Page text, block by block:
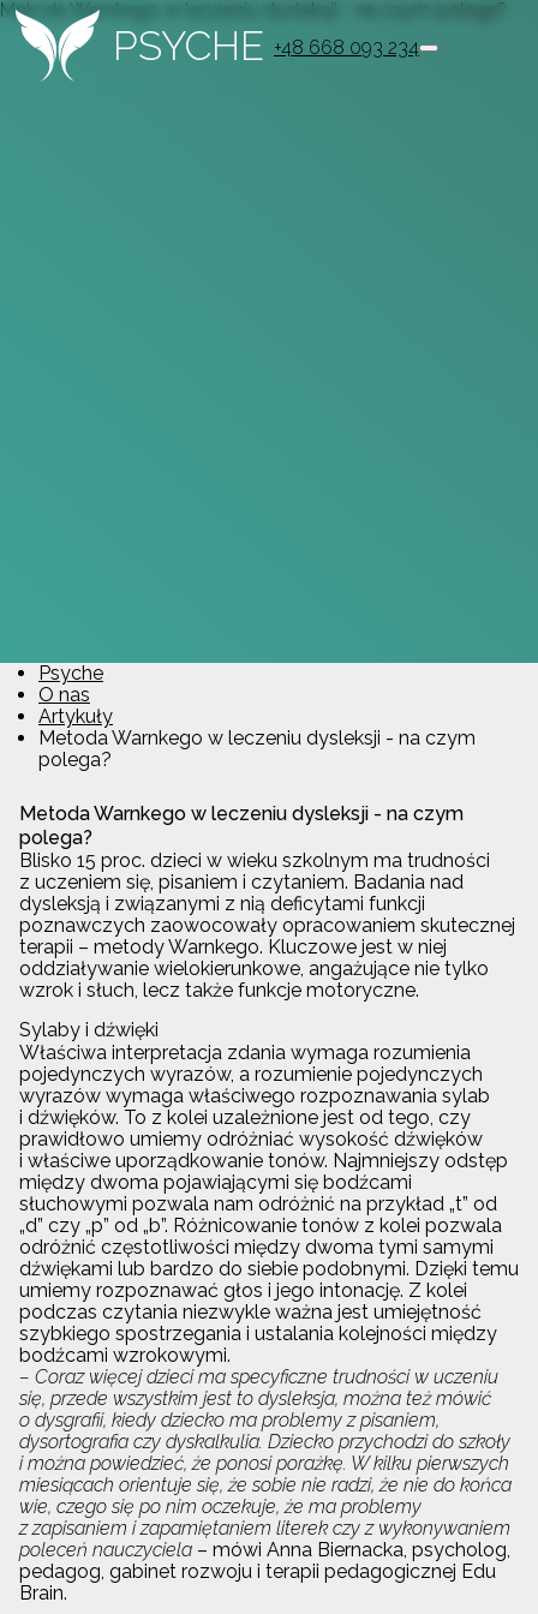
PSYCHE +48 668 093 234
Metoda Warnkego w leczeniu dysleksji - na czym polega?
Psyche
O nas
Artykuły
Metoda Warnkego w leczeniu dysleksji - na czym
polega?
Metoda Warnkego w leczeniu dysleksji - na czym
polega?
Blisko 15 proc. dzieci w wieku szkolnym ma trudności
z uczeniem się, pisaniem i czytaniem. Badania nad
dysleksją i związanymi z nią deficytami funkcji
poznawczych zaowocowały opracowaniem skutecznej
terapii – metody Warnkego. Kluczowe jest w niej
oddziaływanie wielokierunkowe, angażujące nie tylko
wzrok i słuch, lecz także funkcje motoryczne.
Sylaby i dźwięki
Właściwa interpretacja zdania wymaga rozumienia
pojedynczych wyrazów, a rozumienie pojedynczych
wyrazów wymaga właściwego rozpoznawania sylab
i dźwięków. To z kolei uzależnione jest od tego, czy
prawidłowo umiemy odróżniać wysokość dźwięków
i właściwe uporządkowanie tonów. Najmniejszy odstęp
między dwoma pojawiającymi się bodźcami
słuchowymi pozwala nam odróżnić na przykład „t” od
„d” czy „p” od „b”. Różnicowanie tonów z kolei pozwala
odróżnić częstotliwości między dwoma tymi samymi
dźwiękami lub bardzo do siebie podobnymi. Dzięki temu
umiemy rozpoznawać głos i jego intonację. Z kolei
podczas czytania niezwykle ważna jest umiejętność
szybkiego spostrzegania i ustalania kolejności między
bodźcami wzrokowymi.
– Coraz więcej dzieci ma specyficzne trudności w uczeniu
się, przede wszystkim jest to dysleksja, można też mówić
o dysgrafii, kiedy dziecko ma problemy z pisaniem,
dysortografia czy dyskalkulia. Dziecko przychodzi do szkoły
i można powiedzieć, że ponosi porażkę. W kilku pierwszych
miesiącach orientuje się, że sobie nie radzi, że nie do końca
wie, czego się po nim oczekuje, że ma problemy
z zapisaniem i zapamiętaniem literek czy z wykonywaniem
poleceń nauczyciela – mówi Anna Biernacka, psycholog,
pedagog, gabinet rozwoju i terapii pedagogicznej Edu
Brain.